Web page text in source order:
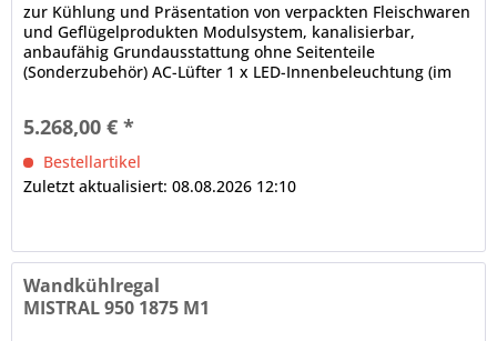
zur Kühlung und Präsentation von verpackten Fleischwaren
und Geflügelprodukten Modulsystem, kanalisierbar,
anbaufähig Grundausstattung ohne Seitenteile
(Sonderzubehör) AC-Lüfter 1 x LED-Innenbeleuchtung (im
5.268,00 € *
Bestellartikel
Zuletzt aktualisiert: 08.08.2026 12:10
Wandkühlregal
MISTRAL 950 1875 M1